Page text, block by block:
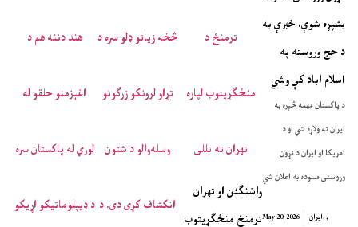
واشنگٹن او تهران
ترمنځ منځګړیتوب
بشپړه شوې، خبرې به
د حج وروسته په
اسلام اباد کې وشي
د پاکستان مهمه څېره به
ایران ته ولاړه شي او د
امریکا او ایران د تړون
وروستی مسوده به اعلان شي
May 20, 2026 ایران,,